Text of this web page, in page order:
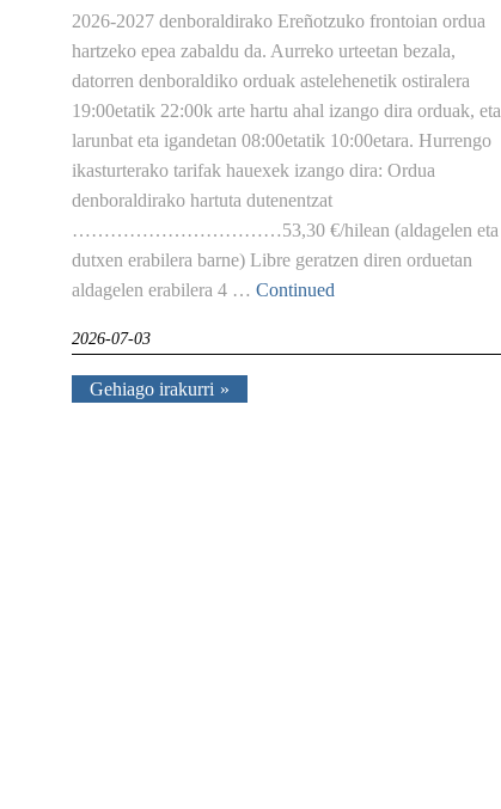
2026-2027 denboraldirako Ereñotzuko frontoian ordua
hartzeko epea zabaldu da. Aurreko urteetan bezala,
datorren denboraldiko orduak astelehenetik ostiralera
19:00etatik 22:00k arte hartu ahal izango dira orduak, eta
larunbat eta igandetan 08:00etatik 10:00etara. Hurrengo
ikasturterako tarifak hauexek izango dira: Ordua
denboraldirako hartuta dutenentzat
……………………………53,30 €/hilean (aldagelen eta
dutxen erabilera barne) Libre geratzen diren orduetan
aldagelen erabilera 4 … Continued
2026-07-03
Gehiago irakurri